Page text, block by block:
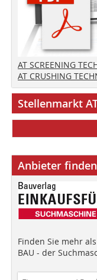
AT SCREENING
AT CRUSHING
Stellenmarkt
Anbieter finden
Finden Sie mehr
BAU - der